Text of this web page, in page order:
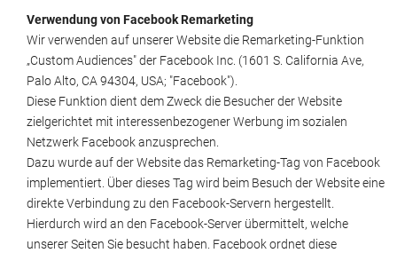
Verwendung von Facebook Remarketing
Wir verwenden auf unserer Website die Remarketing-Funktion
„Custom Audiences" der Facebook Inc. (1601 S. California Ave,
Palo Alto, CA 94304, USA; "Facebook").
Diese Funktion dient dem Zweck die Besucher der Website
zielgerichtet mit interessenbezogener Werbung im sozialen
Netzwerk Facebook anzusprechen.
Dazu wurde auf der Website das Remarketing-Tag von Facebook
implementiert. Über dieses Tag wird beim Besuch der Website eine
direkte Verbindung zu den Facebook-Servern hergestellt.
Hierdurch wird an den Facebook-Server übermittelt, welche
unserer Seiten Sie besucht haben. Facebook ordnet diese